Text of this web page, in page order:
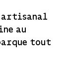
artisanal
au
tout